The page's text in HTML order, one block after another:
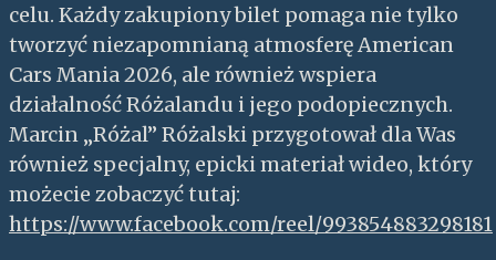
celu. Każdy zakupiony bilet pomaga nie tylko
tworzyć niezapomnianą atmosferę American
Cars Mania 2026, ale również wspiera
działalność Różalandu i jego podopiecznych.
Marcin „Różal” Różalski przygotował dla Was
również specjalny, epicki materiał wideo, który
możecie zobaczyć tutaj:
https://www.facebook.com/reel/993854883298181